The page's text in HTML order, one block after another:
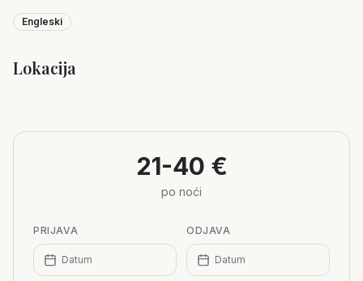
Engleski
Lokacija
−
21-40 €
po noći
PRIJAVA
Datum
ODJAVA
Datum